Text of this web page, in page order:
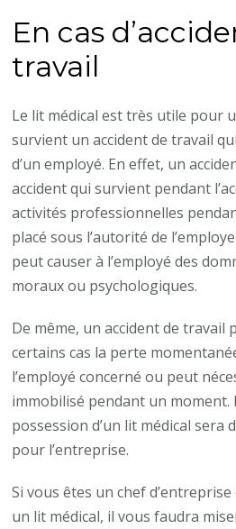
En cas
travail
Le lit médical est très utile pour
survient un accident de travail
d’un employé. En effet, un
accident qui survient pendant
activités professionnelles
placé sous l’autorité de
peut causer à l’employé des
moraux ou psychologiques.
De même, un accident de travail
certains cas la perte
l’employé concerné ou peut
immobilisé pendant un moment.
possession d’un lit médical sera
pour l’entreprise.
Si vous êtes un chef
un lit médical, il vous faudra